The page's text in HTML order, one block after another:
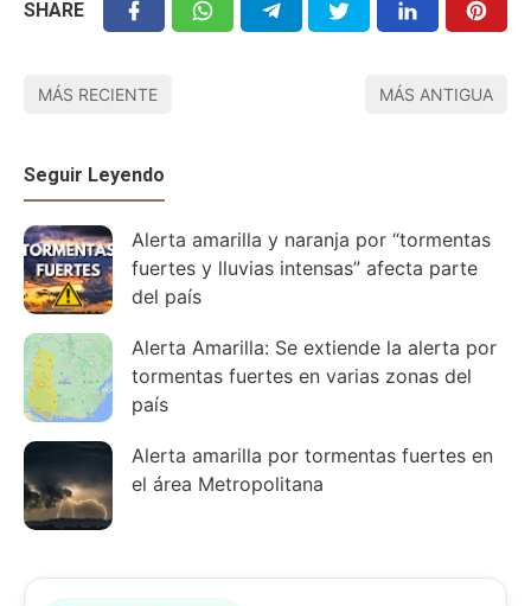
SHARE
MÁS RECIENTE MÁS ANTIGUA
Seguir Leyendo
Alerta amarilla y naranja por “tormentas
fuertes y lluvias intensas” afecta parte
del país
Alerta Amarilla: Se extiende la alerta por
tormentas fuertes en varias zonas del
país
Alerta amarilla por tormentas fuertes en
el área Metropolitana